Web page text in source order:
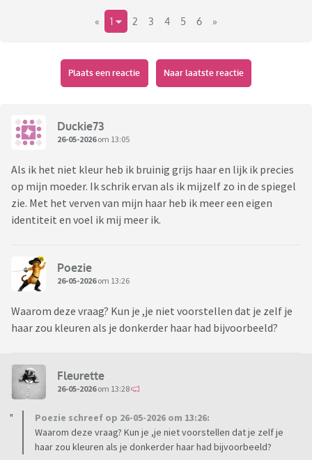
« 1 2 3 4 5 6 »
Plaats een reactie Naar laatste reactie
Duckie73
26-05-2026om 13:05
Als ik het niet kleur heb ik bruinig grijs haar en lijk ik precies
op mijn moeder. Ik schrik ervan als ik mijzelf zo in de spiegel
zie. Met het verven van mijn haar heb ik meer een eigen
identiteit en voel ik mij meer ik.
Poezie
26-05-2026om 13:26
Waarom deze vraag? Kun je ,je niet voorstellen dat je zelf je
haar zou kleuren als je donkerder haar had bijvoorbeeld?
Fleurette
26-05-2026om 13:28
Poezie schreef op 26-05-2026 om 13:26:
Waarom deze vraag? Kun je ,je niet voorstellen dat je zelf je
haar zou kleuren als je donkerder haar had bijvoorbeeld?